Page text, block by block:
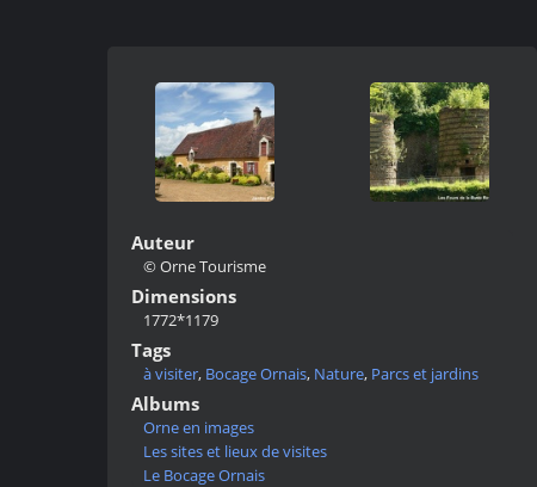
Auteur
© Orne Tourisme
Dimensions
1772*1179
Tags
à visiter, Bocage Ornais, Nature, Parcs et jardins
Albums
Orne en images
Les sites et lieux de visites
Le Bocage Ornais